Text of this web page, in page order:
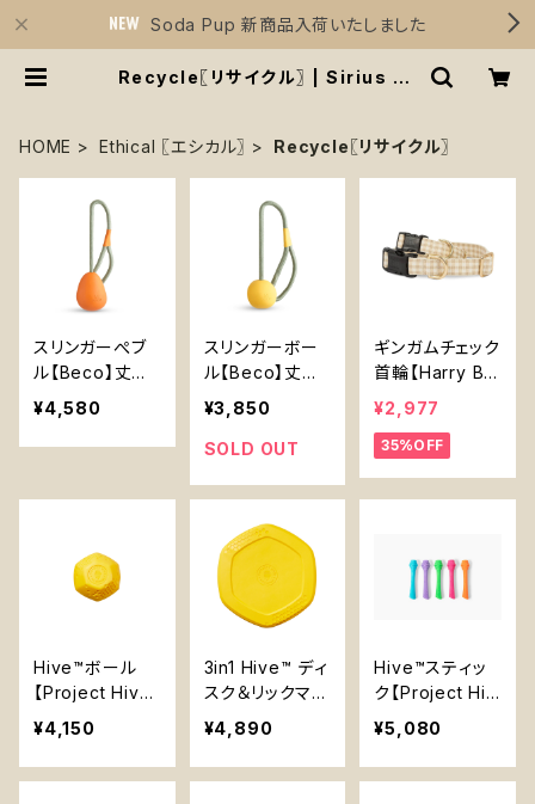
Soda Pup 新商品入荷いたしました
Recycle〖リサイクル〗 | Sirius Es
HOME Ethical 〖エシカル〗 Recycle〖リサイクル〗
スリンガーぺブ
ル【Beco】丈夫
卵型 持ってこい
ボール ひも付き
天然ゴム イエロ
¥4,580
スリンガーボー
ル【Beco】丈夫
持ってこいボー
ル ひも付き 天
然ゴム イエロー
¥3,850
SOLD OUT
ギンガムチェック
首輪【Harry Bar
ker】犬用 Ging
ham Collar -H
arry Barker-
¥2,977
35%OFF
Hive™ボール
【Project Hive】
浮く 丈夫 予測
不可能 無臭
¥4,150
3in1 Hive™ ディ
スク＆リックマッ
ト【Project Hiv
e】フリスビー 知
育玩具 浮く エン
¥4,890
Hive™スティッ
ク【Project Hiv
e】知育玩具 浮
く 香り付き 丈夫
持ってこい 棒
¥5,080